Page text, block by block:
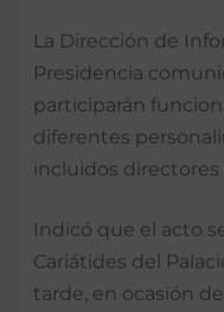
La Dirección de
Presidencia
participarán
diferentes
incluidos
Indicó que el acto
Cariátides del
tarde, en ocasión